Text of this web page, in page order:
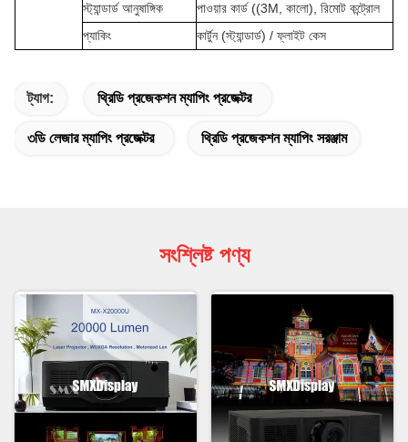
স্ট্যান্ডার্ড আনুষাঙ্গিক
পাওয়ার কার্ড ((3M, কালো), রিমোট কন্ট্রোল
প্যাকিং
কার্টুন (স্ট্যান্ডার্ড) / ফ্লাইট কেস
ট্যাগ: থ্রিডি প্রজেকশন ম্যাপিং প্রজেক্টর
৩ডি লেজার ম্যাপিং প্রজেক্টর থ্রিডি প্রজেকশন ম্যাপিং সরঞ্জাম
সংশ্লিষ্ট পণ্য